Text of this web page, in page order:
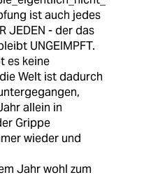
ist auch jedes
JEDEN - der das
UNGEIMPFT.
es keine
Welt ist dadurch
allein in
Grippe
wieder und
Jahr wohl zum